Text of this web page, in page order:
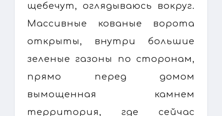
щебечут, оглядываюсь вокруг.
Массивные кованые ворота
открыты, внутри большие
зеленые газоны по сторонам,
прямо перед домом
вымощенная камнем
территория, где сейчас